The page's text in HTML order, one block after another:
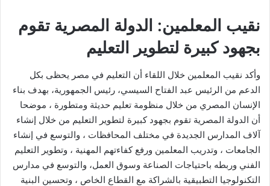
نقيب المعلمين: الدولة المصرية تقوم
بجهود كبيرة لتطوير التعليم
وأكد نقيب المعلمين خلال اللقاء أن التعليم في مصر يحظى بكل
الدعم من الرئيس عبد الفتاح السيسي، رئيس الجمهورية، بهدف بناء
الإنسان المصري من خلال منظومة تعليم حديثة ومتطورة ، موضحا
أن الدولة المصرية تقوم بجهود كبيرة لتطوير التعليم من خلال إنشاء
آلاف المدارس الجديدة في مختلف المحافظات ، والتوسع في إنشاء
الجامعات ، وتدريب المعلمين ورفع كفاءتهم المهنية ، وتطوير التعليم
الفني وربطه باحتياجات الصناعة وسوق العمل، والتوسع في مدارس
التكنولوجيا التطبيقية بالشراكة مع القطاع الخاص ، وتحسين البنية